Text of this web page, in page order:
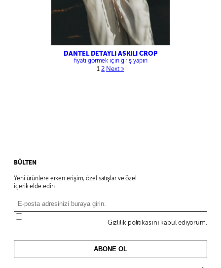
DANTEL DETAYLI ASKILI CROP
fiyatı görmek için giriş yapın
1 2 Next »
BÜLTEN
Yeni ürünlere erken erişim, özel satışlar ve özel
içerik elde edin.
Gizlilik politikasını kabul ediyorum.
ABONE OL